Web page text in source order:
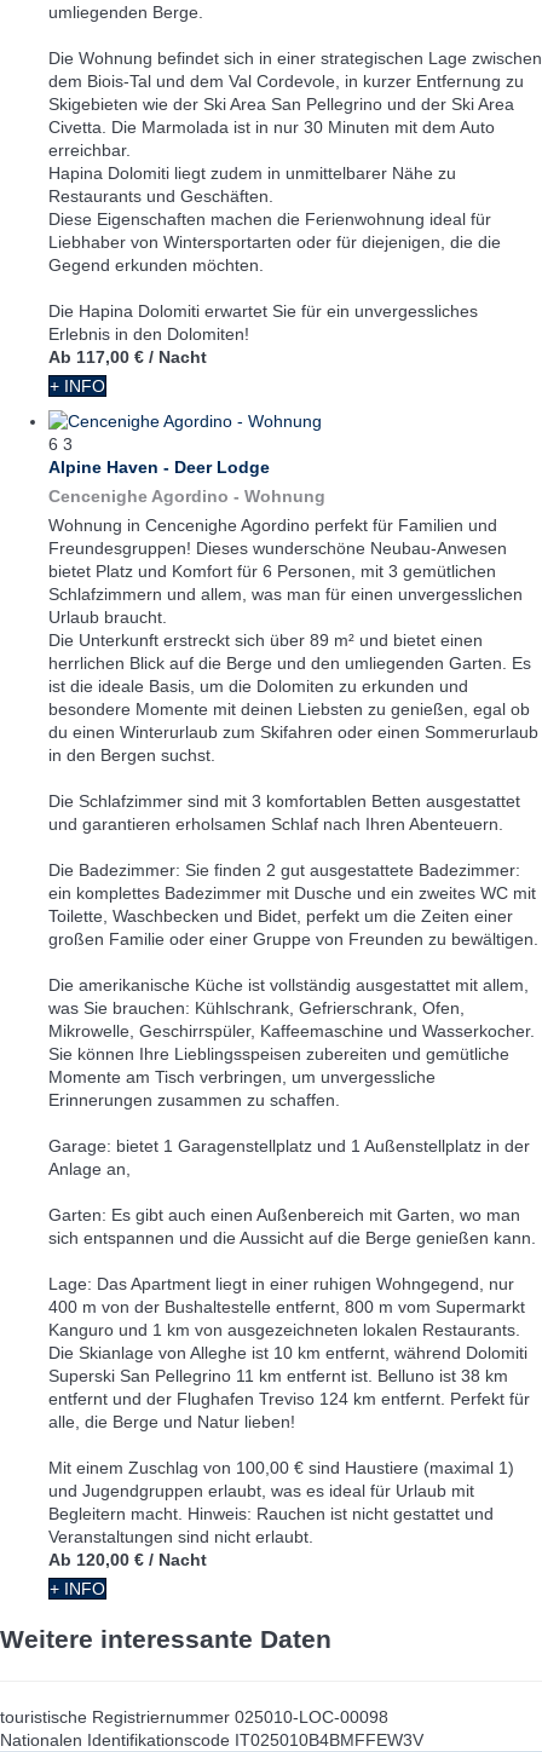
umliegenden Berge.
Die Wohnung befindet sich in einer strategischen Lage zwischen
dem Biois-Tal und dem Val Cordevole, in kurzer Entfernung zu
Skigebieten wie der Ski Area San Pellegrino und der Ski Area
Civetta. Die Marmolada ist in nur 30 Minuten mit dem Auto
erreichbar.
Hapina Dolomiti liegt zudem in unmittelbarer Nähe zu
Restaurants und Geschäften.
Diese Eigenschaften machen die Ferienwohnung ideal für
Liebhaber von Wintersportarten oder für diejenigen, die die
Gegend erkunden möchten.
Die Hapina Dolomiti erwartet Sie für ein unvergessliches
Erlebnis in den Dolomiten!
Ab 117,00 € / Nacht
+ INFO
6 3
Alpine Haven - Deer Lodge
Cencenighe Agordino - Wohnung
Wohnung in Cencenighe Agordino perfekt für Familien und
Freundesgruppen! Dieses wunderschöne Neubau-Anwesen
bietet Platz und Komfort für 6 Personen, mit 3 gemütlichen
Schlafzimmern und allem, was man für einen unvergesslichen
Urlaub braucht.
Die Unterkunft erstreckt sich über 89 m² und bietet einen
herrlichen Blick auf die Berge und den umliegenden Garten. Es
ist die ideale Basis, um die Dolomiten zu erkunden und
besondere Momente mit deinen Liebsten zu genießen, egal ob
du einen Winterurlaub zum Skifahren oder einen Sommerurlaub
in den Bergen suchst.
Die Schlafzimmer sind mit 3 komfortablen Betten ausgestattet
und garantieren erholsamen Schlaf nach Ihren Abenteuern.
Die Badezimmer: Sie finden 2 gut ausgestattete Badezimmer:
ein komplettes Badezimmer mit Dusche und ein zweites WC mit
Toilette, Waschbecken und Bidet, perfekt um die Zeiten einer
großen Familie oder einer Gruppe von Freunden zu bewältigen.
Die amerikanische Küche ist vollständig ausgestattet mit allem,
was Sie brauchen: Kühlschrank, Gefrierschrank, Ofen,
Mikrowelle, Geschirrspüler, Kaffeemaschine und Wasserkocher.
Sie können Ihre Lieblingsspeisen zubereiten und gemütliche
Momente am Tisch verbringen, um unvergessliche
Erinnerungen zusammen zu schaffen.
Garage: bietet 1 Garagenstellplatz und 1 Außenstellplatz in der
Anlage an,
Garten: Es gibt auch einen Außenbereich mit Garten, wo man
sich entspannen und die Aussicht auf die Berge genießen kann.
Lage: Das Apartment liegt in einer ruhigen Wohngegend, nur
400 m von der Bushaltestelle entfernt, 800 m vom Supermarkt
Kanguro und 1 km von ausgezeichneten lokalen Restaurants.
Die Skianlage von Alleghe ist 10 km entfernt, während Dolomiti
Superski San Pellegrino 11 km entfernt ist. Belluno ist 38 km
entfernt und der Flughafen Treviso 124 km entfernt. Perfekt für
alle, die Berge und Natur lieben!
Mit einem Zuschlag von 100,00 € sind Haustiere (maximal 1)
und Jugendgruppen erlaubt, was es ideal für Urlaub mit
Begleitern macht. Hinweis: Rauchen ist nicht gestattet und
Veranstaltungen sind nicht erlaubt.
Ab 120,00 € / Nacht
+ INFO
Weitere interessante Daten
touristische Registriernummer 025010-LOC-00098
Nationalen Identifikationscode IT025010B4BMFFEW3V